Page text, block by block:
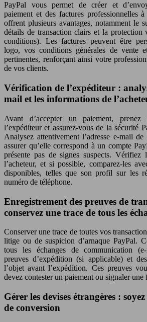
PayPal vous permet de créer et
paiement et des factures professionnelles
offrent plusieurs avantages, notamment le
détails de transaction clairs et la protection
conditions). Les factures peuvent être
logo, vos conditions générales de vente
pertinentes, renforçant ainsi votre
de vos clients.
Vérification de l’expéditeur :
mail et les informations de
Avant d’accepter un paiement,
l’expéditeur et assurez-vous de la sécurité
Analysez attentivement l’adresse e-mail
assurer qu’elle correspond à un compte
présente pas de signes suspects. Vérifiez
l’acheteur, et si possible, comparez-les
disponibles, telles que son profil sur les
numéro de téléphone.
Enregistrement des preuves de
conservez une trace de tous les
Conserver une trace de toutes vos
litige ou de suspicion d’arnaque PayPal.
tous les échanges de communication (e-
preuves d’expédition (si applicable) et
l’objet avant l’expédition. Ces preuves
devez contester un paiement ou signaler une
Gérer les devises étrangères :
de conversion